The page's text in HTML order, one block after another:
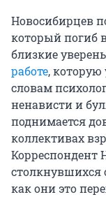
Новосибирцев
который погиб
близкие
работе, которую
словам
ненависти и
поднимается
коллективах
Корреспондент
столкнувшихся
как они это